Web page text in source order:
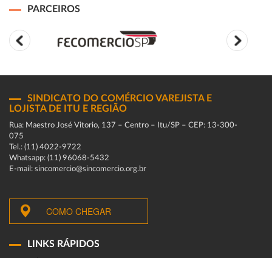
PARCEIROS
SINDICATO DO COMÉRCIO VAREJISTA E
LOJISTA DE ITU E REGIÃO
Rua: Maestro José Vitorio, 137 – Centro – Itu/SP – CEP: 13-300-
075
Tel.: (11) 4022-9722
Whatsapp: (11) 96068-5432
E-mail: sincomercio@sincomercio.org.br
COMO CHEGAR
LINKS RÁPIDOS